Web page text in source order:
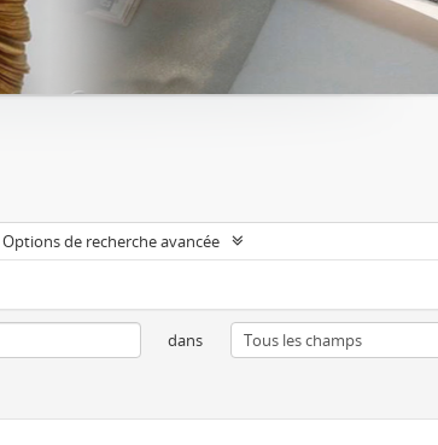
Options de recherche avancée
dans